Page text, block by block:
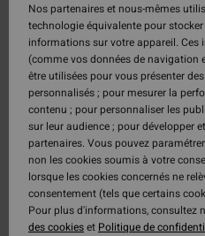
Nos partenaires et nous-mêmes
technologie équivalente pour
informations sur votre appareil.
(comme vos données de navigation
être utilisées pour vous présenter
personnalisés ; pour mesurer la
contenu ; pour personnaliser les
sur leur audience ; pour développer
partenaires. Vous pouvez
non les cookies soumis à votre
lorsque les cookies concernés ne
consentement (tels que certains
Pour plus d'informations, consultez
des cookieset Politique de